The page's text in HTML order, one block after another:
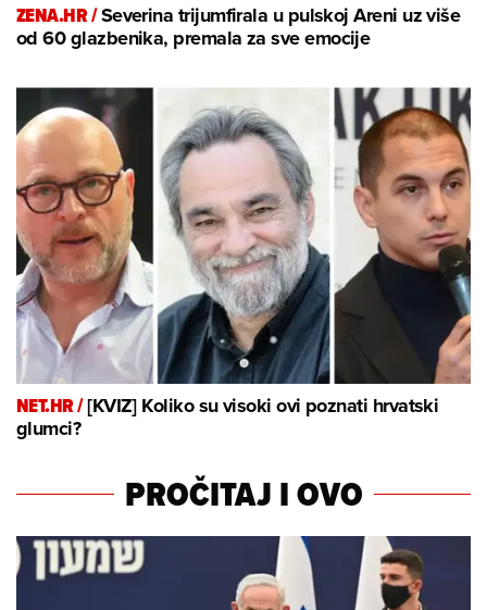
ZENA.HR /Severina trijumfirala u pulskoj Areni uz više
od 60 glazbenika, premala za sve emocije
NET.HR /[KVIZ] Koliko su visoki ovi poznati hrvatski
glumci?
PROČITAJ I OVO